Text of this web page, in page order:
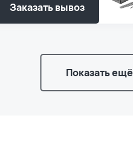
Заказать вывоз
Показать ещё